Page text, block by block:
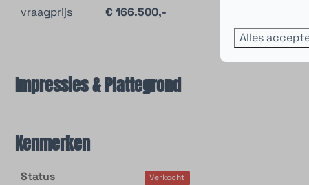
vraagprijs € 166.500,-
Impressies & Plattegrond
Kenmerken
Status Verkocht
Alles